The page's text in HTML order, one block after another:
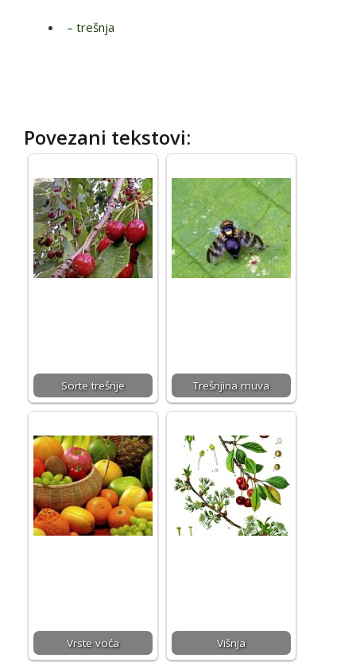
– trešnja
Povezani tekstovi:
Sorte trešnje Trešnjina muva
Vrste voća Višnja